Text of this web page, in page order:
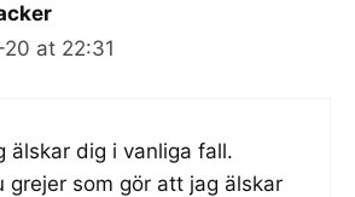
at 22:31
älskar dig i vanliga fall.
grejer som gör att jag älskar